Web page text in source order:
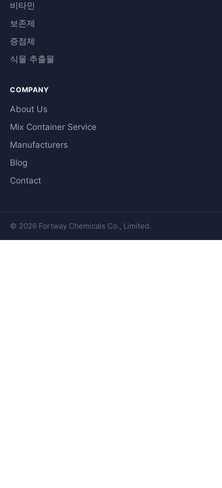
비타민
보존제
증점제
식물 추출물
COMPANY
About Us
Mix Container Service
Manufacturers
Blog
Contact
© 2026 Fortway Chemicals Co., Limited.